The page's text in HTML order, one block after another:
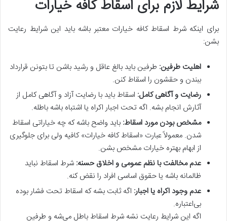
شرایط لازم برای اسقاط کافه خیارات
برای اینکه شرط اسقاط کافه خیارات معتبر باشه باید این شرایط رعایت
بشن:
اهلیت طرفین: طرفین باید بالغ عاقل و رشید باشن تا بتونن قرارداد
ببندن و حقشون را اسقاط کنن.
رضایت و آگاهی کامل: اسقاط باید با رضایت آزاد و آگاهی کامل از
آثارش انجام بشه. اگه تحت اجبار اکراه یا اشتباه باشه باطله.
مشخص بودن مورد اسقاط: باید واضح باشه که چه خیاراتی اسقاط
شدن. معمولاً عبارت «اسقاط کافه خیارات» کافیه ولی برای جلوگیری
از ابهام بهتره خیارات مشخص بشن.
عدم مخالفت با نظم عمومی و اخلاق حسنه: شرط اسقاط نباید
ظالمانه باشه یا حقوق اساسی افراد را نقض کنه.
عدم وجود اکراه یا اجبار: اگه ثابت بشه که اسقاط تحت فشار بوده
بی‌اعتباره.
اگه این شرایط رعایت نشه شرط اسقاط باطل می‌شه و طرفین